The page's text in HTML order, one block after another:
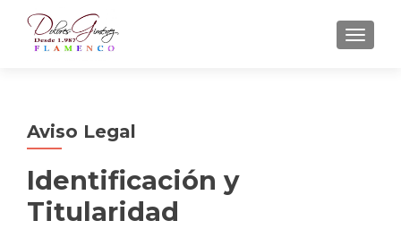
Aviso Legal
Identificación y
Titularidad